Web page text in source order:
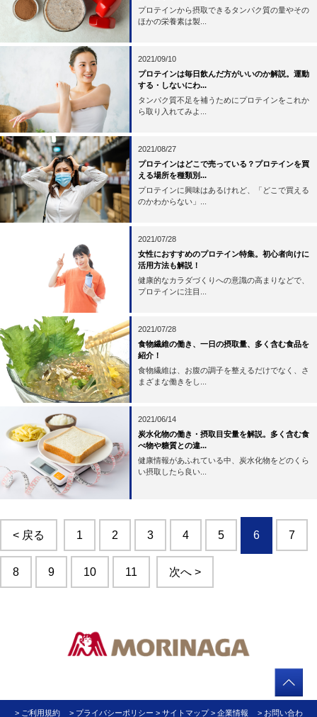
プロテインから摂取できるタンパク質の量やその
ほかの栄養素は製...
2021/09/10
プロテインは毎日飲んだ方がいいのか解説。運動
する・しないにわ...
タンパク質不足を補うためにプロテインをこれか
ら取り入れてみよ...
2021/08/27
プロテインはどこで売っている？プロテインを買
える場所を種類別...
プロテインに興味はあるけれど、「どこで買える
のかわからない」...
2021/07/28
女性におすすめのプロテイン特集。初心者向けに
活用方法も解説！
健康的なカラダづくりへの意識の高まりなどで、
プロテインに注目...
2021/07/28
食物繊維の働き、一日の摂取量、多く含む食品を
紹介！
食物繊維は、お腹の調子を整えるだけでなく、さ
まざまな働きをし...
2021/06/14
炭水化物の働き・摂取目安量を解説。多く含む食
べ物や糖質との違...
健康情報があふれている中、炭水化物をどのくら
い摂取したら良い...
< 戻る 1 2 3 4 5 6 7
8 9 10 11 次へ >
> ご利用規約 > プライバシーポリシー > サイトマップ > 企業情報 > お問い合わ